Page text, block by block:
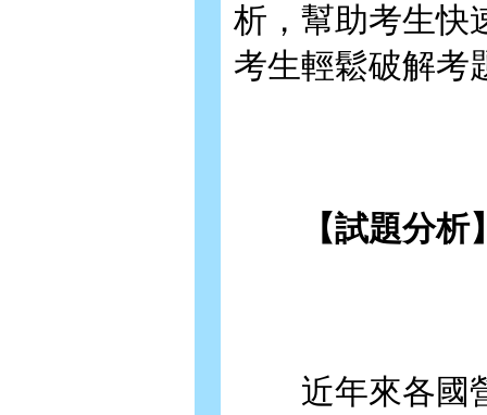
析，幫助考生快
考生輕鬆破解考
【試題分析
近年來各國營